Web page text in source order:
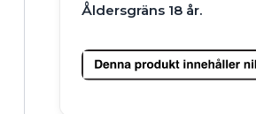
Åldersgräns 18 år.